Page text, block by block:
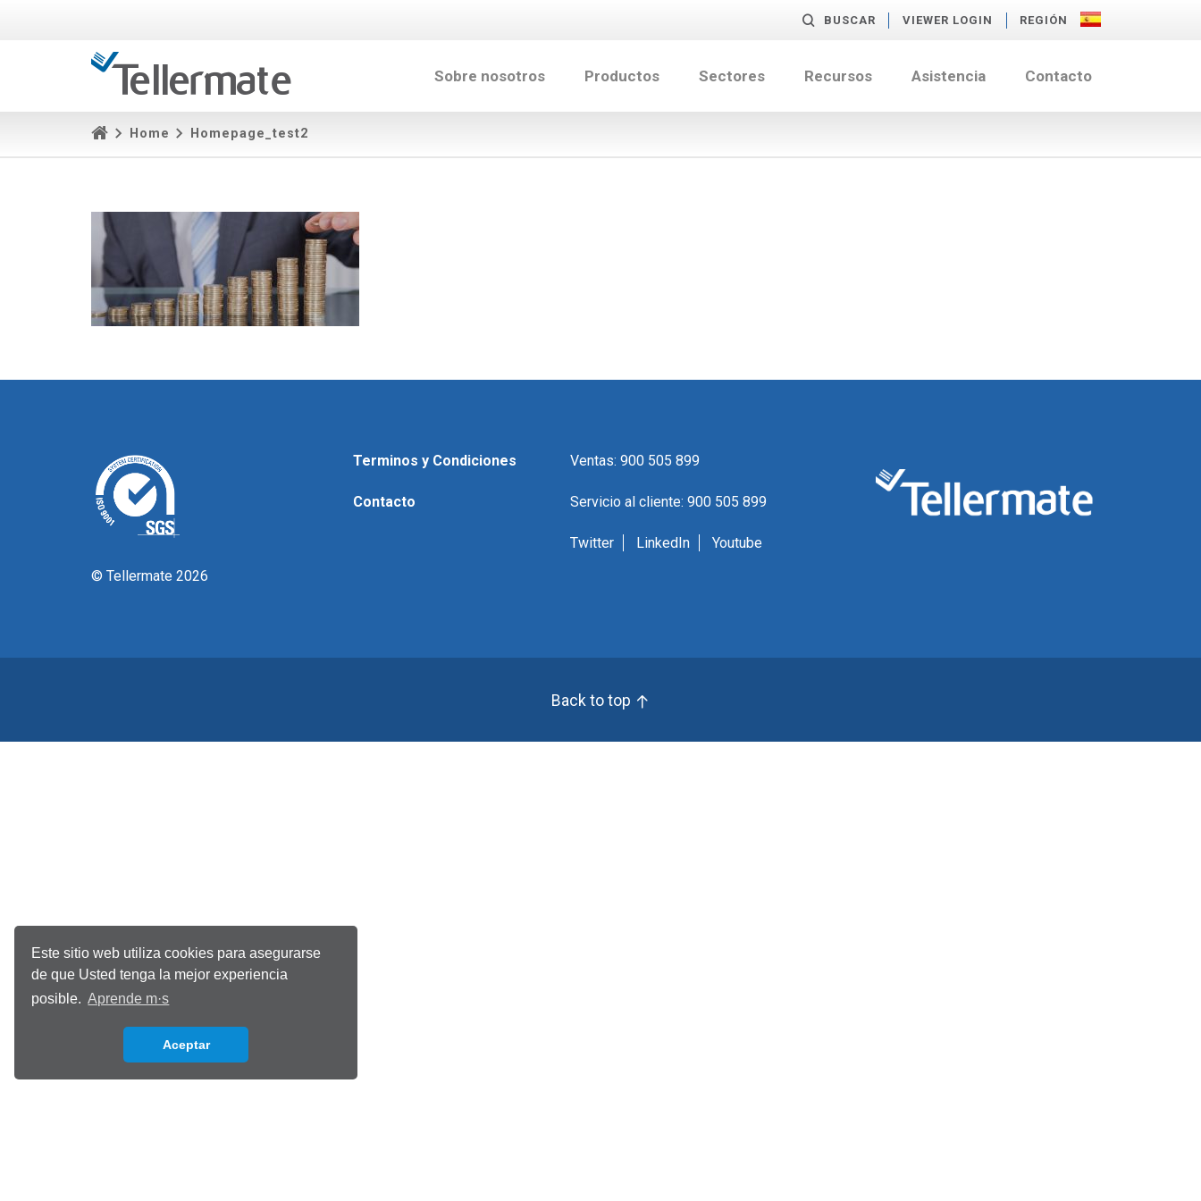
Este sitio web utiliza cookies para asegurarse
de que Usted tenga la mejor experiencia
posible. Aprende m·s
Aceptar
BUSCAR VIEWER LOGIN REGIÓN
Sobre nosotros Productos Sectores Recursos Asistencia Contacto
Home Homepage_test2
© Tellermate 2026
Terminos y Condiciones
Contacto
Ventas: 900 505 899
Servicio al cliente: 900 505 899
Twitter LinkedIn Youtube
Back to top